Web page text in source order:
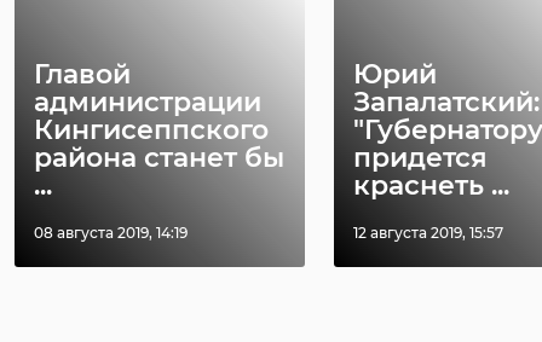
Главой
администрации
Кингисеппского
района станет бы
...
08 августа 2019, 14:19
Юрий
Запалатский:
придется
краснеть ...
12 августа 2019, 15:57